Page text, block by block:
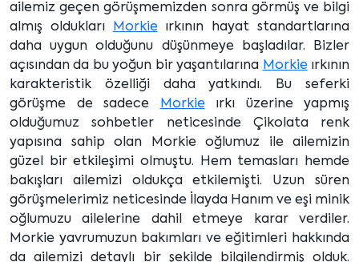
ailemiz geçen görüşmemizden sonra görmüş ve bilgi
almış oldukları
Morkieırkının hayat standartlarına
daha uygun olduğunu düşünmeye başladılar. Bizler
açısından da bu yoğun bir yaşantılarına Morkieırkının
karakteristik özelliği daha yatkındı. Bu seferki
görüşme de sadece
Morkieırkı üzerine yapmış
olduğumuz sohbetler neticesinde Çikolata renk
yapısına sahip olan Morkie oğlumuz ile ailemizin
güzel bir etkileşimi olmuştu. Hem temasları hemde
bakışları ailemizi oldukça etkilemişti. Uzun süren
görüşmelerimiz neticesinde İlayda Hanım ve eşi minik
oğlumuzu ailelerine dahil etmeye karar verdiler.
Morkie yavrumuzun bakımları ve eğitimleri hakkında
da ailemizi detaylı bir şekilde bilgilendirmiş olduk.